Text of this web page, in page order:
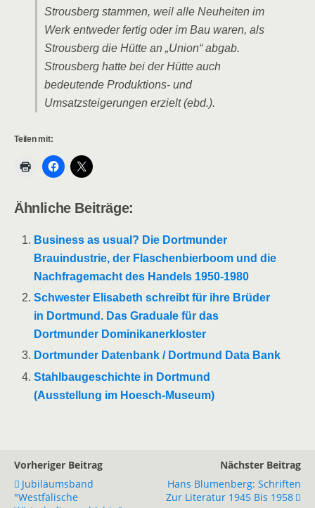
Strousberg stammen, weil alle Neuheiten im
Werk entweder fertig oder im Bau waren, als
Strousberg die Hütte an „Union“ abgab.
Strousberg hatte bei der Hütte auch
bedeutende Produktions- und
Umsatzsteigerungen erzielt (ebd.).
Teilen mit:
Ähnliche Beiträge:
Business as usual? Die Dortmunder
Brauindustrie, der Flaschenbierboom und die
Nachfragemacht des Handels 1950-1980
Schwester Elisabeth schreibt für ihre Brüder
in Dortmund. Das Graduale für das
Dortmunder Dominikanerkloster
Dortmunder Datenbank / Dortmund Data Bank
Stahlbaugeschichte in Dortmund
(Ausstellung im Hoesch-Museum)
Vorheriger Beitrag
Jubiläumsband
"Westfälische
Nächster Beitrag
Hans Blumenberg: Schriften
Zur Literatur 1945 Bis 1958